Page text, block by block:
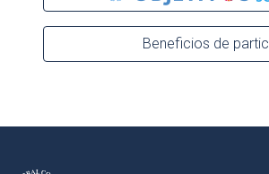
Beneficios de